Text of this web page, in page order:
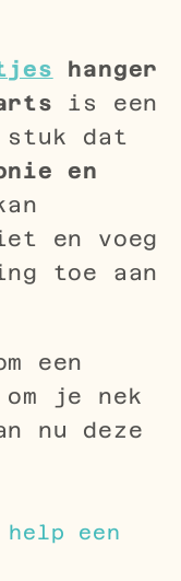
hanger
is een
dat
en
en voeg
toe aan
een
je nek
nu deze
een